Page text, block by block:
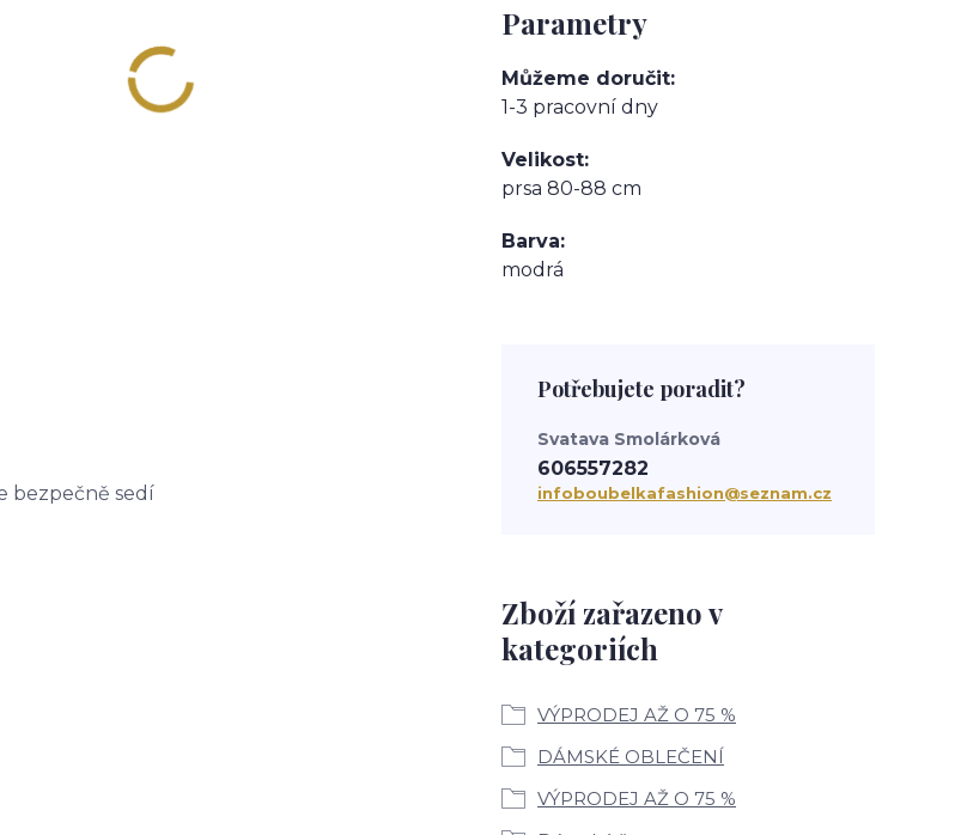
bezpečně sedí
Parametry
Můžeme doručit
1-3 pracovní dny
Velikost
prsa 80-88 cm
Barva
modrá
Zboží zařazeno v
kategoriích
VÝPRODEJ AŽ O 75 %
DÁMSKÉ OBLEČENÍ
VÝPRODEJ AŽ O 75 %
Potřebujete poradit?
Svatava Smolárková
606557282
infoboubelkafashion@seznam.cz